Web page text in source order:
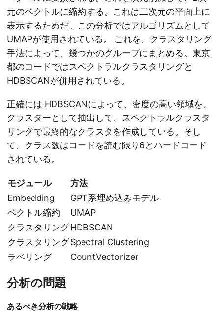
元のベクトルに縮約する。これは二次元の平面上に
表示するためだ。この分析ではアルゴリズムとして
UMAPが使用されている。 これを、クラスタリング
手法によって、幾つかのグループにまとめる。東京
都のコードではスペクトラルクラスタリングと
HDBSCANが併用されている。
正確には HDBSCANによって、密度の高い領域を、
クラスターとして抽出して、スペクトラルクラスタ
リングで最終的なクラスタを作成している。そし
て、クラス数はコードを読む限り6とハードコード
されている。
モジュール
方法
Embedding
GPT系埋め込みモデル
ベクトル縮約
UMAP
クラスタリングHDBSCAN
クラスタリングSpectral Clustering
ラベリング
CountVectorizer
分析の問題
あるべき分析の戦略